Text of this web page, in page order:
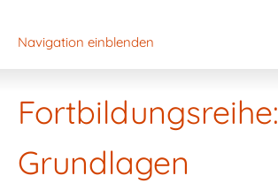
Navigation einblenden
Fortbildungsreihe:
Grundlagen